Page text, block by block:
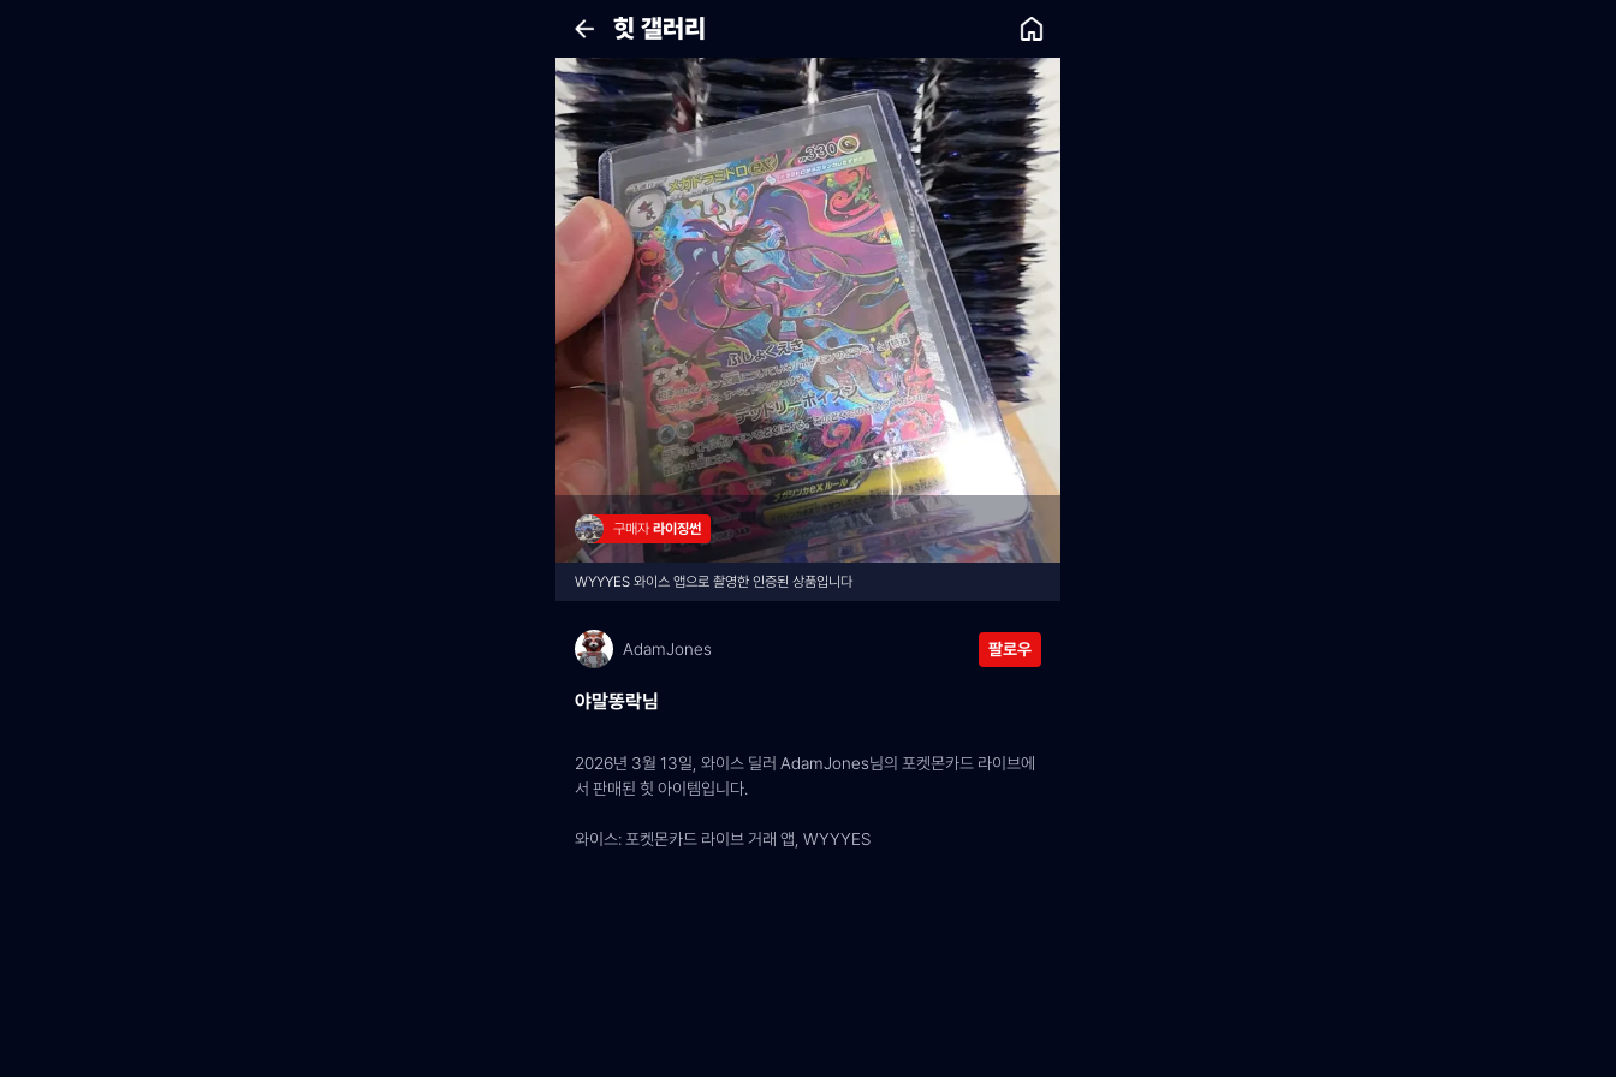
힛 갤러리
구매자 라이징썬
WYYYES 와이스 앱으로 촬영한 인증된 상품입니다
AdamJones 팔로우
야말똥락님
2026년 3월 13일, 와이스 딜러 AdamJones님의 포켓몬카드 라이브에
서 판매된 힛 아이템입니다.
와이스: 포켓몬카드 라이브 거래 앱, WYYYES